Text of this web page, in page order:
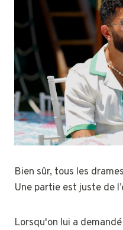
Bien sûr, tous les
Une partie est juste de
Lorsqu'on lui a